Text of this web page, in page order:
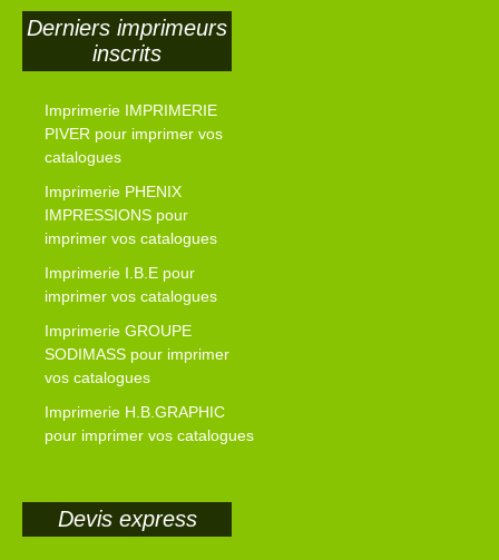
Derniers imprimeurs
inscrits
Imprimerie IMPRIMERIE
PIVER pour imprimer vos
catalogues
Imprimerie PHENIX
IMPRESSIONS pour
imprimer vos catalogues
Imprimerie I.B.E pour
imprimer vos catalogues
Imprimerie GROUPE
SODIMASS pour imprimer
vos catalogues
Imprimerie H.B.GRAPHIC
pour imprimer vos catalogues
Devis express